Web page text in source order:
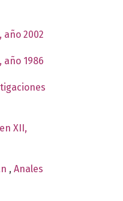
2002
1986
XII,
, Anales